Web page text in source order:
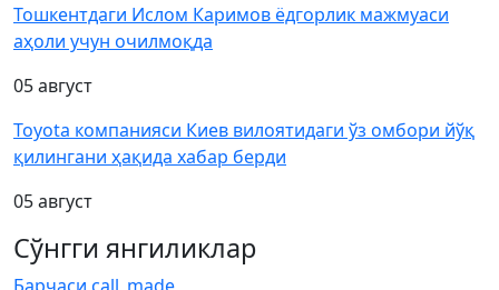
Тошкентдаги Ислом Каримов ёдгорлик мажмуаси
аҳоли учун очилмоқда
05 август
Toyota компанияси Киев вилоятидаги ўз омбори йўқ
қилингани ҳақида хабар берди
05 август
Сўнгги янгиликлар
Барчаси call_made